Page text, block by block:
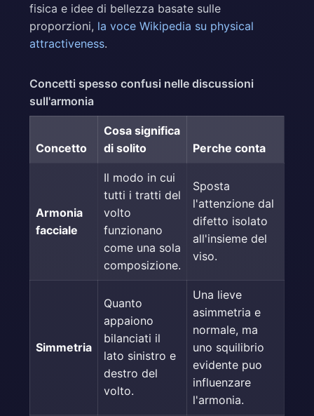
fisica e idee di bellezza basate sulle
proporzioni, la voce Wikipedia su physical
attractiveness.
Concetti spesso confusi nelle discussioni
sull'armonia
Concetto
Cosa significa
di solito
Perche conta
Armonia
facciale
Il modo in cui
tutti i tratti del
volto
funzionano
come una sola
composizione.
Sposta
l'attenzione dal
difetto isolato
all'insieme del
viso.
Simmetria
Quanto
appaiono
bilanciati il
lato sinistro e
destro del
volto.
Una lieve
asimmetria e
normale, ma
uno squilibrio
evidente puo
influenzare
l'armonia.